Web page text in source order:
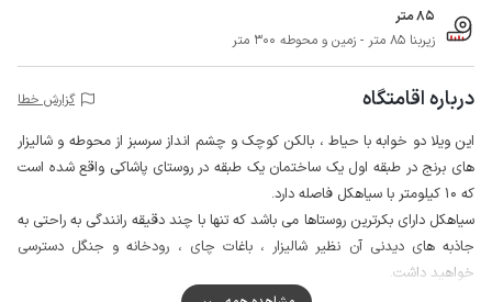
85 متر
زیربنا 85 متر - زمین و محوطه 300 متر
درباره اقامتگاه گزارش خطا
این ویلا دو خوابه با حیاط ، بالکن کوچک و چشم انداز سرسبز از محوطه و شالیزار
های برنج در طبقه اول یک ساختمان یک طبقه در روستای پاشاکی واقع شده است
که 10 کیلومتر با سیاهکل فاصله دارد.
سیاهکل دارای بکرترین روستاها می باشد که تنها با چند دقیقه رانندگی به راحتی به
جاذبه های دیدنی آن نظیر شالیزار ، باغات چای ، رودخانه و جنگل دسترسی
خواهید داشت.